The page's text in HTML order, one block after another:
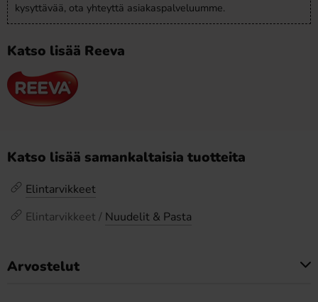
kysyttävää, ota yhteyttä asiakaspalveluumme.
Katso lisää Reeva
Katso lisää samankaltaisia tuotteita
Elintarvikkeet
Elintarvikkeet / Nuudelit & Pasta
Arvostelut